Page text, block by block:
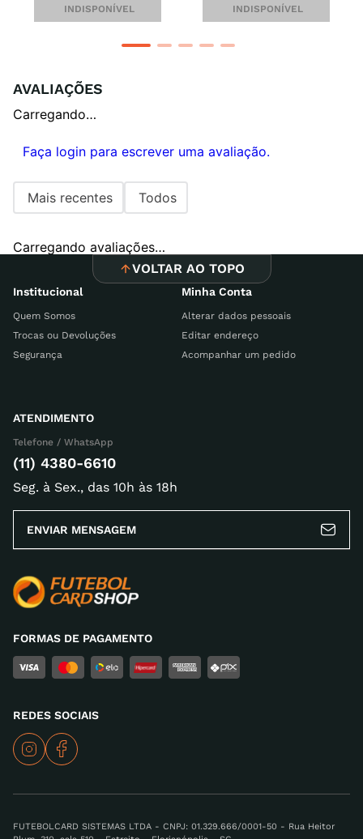
INDISPONÍVEL INDISPONÍVEL
AVALIAÇÕES
Carregando…
Faça login para escrever uma avaliação.
Mais recentes Todos
Carregando avaliações…
VOLTAR AO TOPO
Institucional
Quem Somos
Trocas ou Devoluções
Segurança
Minha Conta
Alterar dados pessoais
Editar endereço
Acompanhar um pedido
ATENDIMENTO
Telefone / WhatsApp
(11) 4380-6610
Seg. à Sex., das 10h às 18h
ENVIAR MENSAGEM
FORMAS DE PAGAMENTO
REDES SOCIAIS
FUTEBOLCARD SISTEMAS LTDA - CNPJ: 01.329.666/0001-50 - Rua Heitor